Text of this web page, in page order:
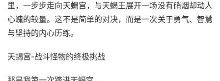
里，一步步走向天蝎宫，与天蝎王展开一场没有硝烟却动人
心魄的较量。这不是简单的对决，而是一次关于勇气、智慧
与坚持的内心历练。
天蝎宫-战斗怪物的终极挑战